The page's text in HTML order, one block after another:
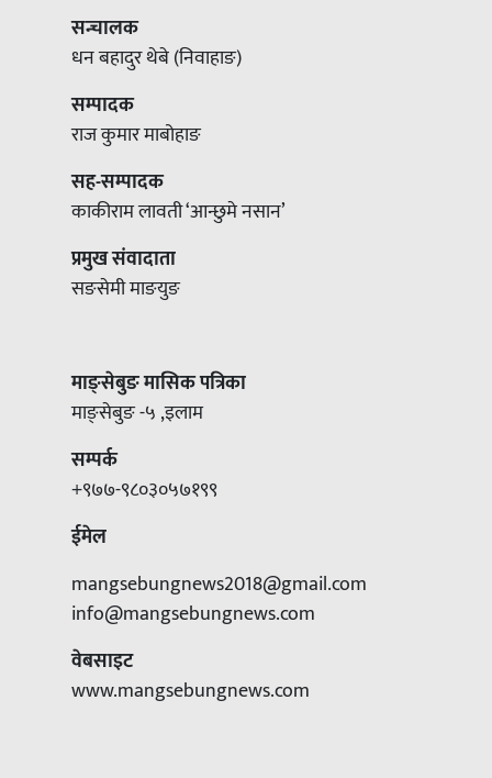
सन्चालक
धन बहादुर थेबे (निवाहाङ)
सम्पादक
राज कुमार माबोहाङ
सह-सम्पादक
काकीराम लावती ‘आन्छुमे नसान’
प्रमुख संवादाता
सङसेमी माङयुङ
माङ्सेबुङ मासिक पत्रिका
माङ्सेबुङ -५ ,इलाम
सम्पर्क
+९७७-९८०३०५७१९९
ईमेल
mangsebungnews2018@gmail.com
info@mangsebungnews.com
वेबसाइट
www.mangsebungnews.com